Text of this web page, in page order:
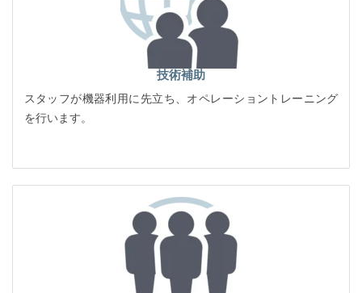
技術補助
スタッフが機器利用に先立ち、オペレーショントレーニング
を行います。